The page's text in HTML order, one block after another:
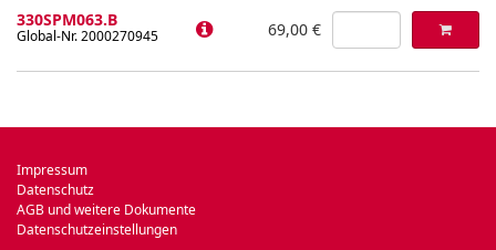
330SPM063.B
Global-Nr. 2000270945 69,00 €
Impressum
Datenschutz
AGB und weitere Dokumente
Datenschutzeinstellungen